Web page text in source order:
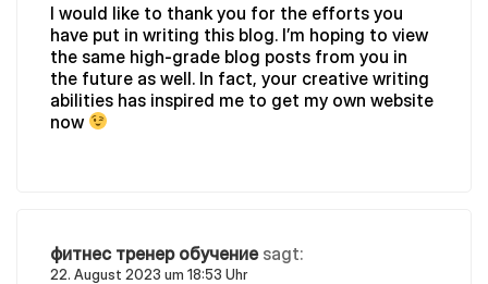
I would like to thank you for the efforts you
have put in writing this blog. I’m hoping to view
the same high-grade blog posts from you in
the future as well. In fact, your creative writing
abilities has inspired me to get my own website
now
фитнес тренер обучение sagt:
22. August 2023 um 18:53 Uhr